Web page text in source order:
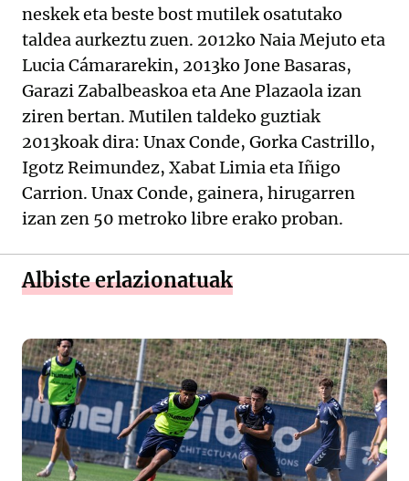
neskek eta beste bost mutilek osatutako
taldea aurkeztu zuen. 2012ko Naia Mejuto eta
Lucia Cámararekin, 2013ko Jone Basaras,
Garazi Zabalbeaskoa eta Ane Plazaola izan
ziren bertan. Mutilen taldeko guztiak
2013koak dira: Unax Conde, Gorka Castrillo,
Igotz Reimundez, Xabat Limia eta Iñigo
Carrion. Unax Conde, gainera, hirugarren
izan zen 50 metroko libre erako proban.
Albiste erlazionatuak